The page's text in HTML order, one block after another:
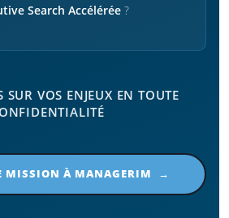
Search Accélérée ?
SUR VOS ENJEUX EN TOUTE
MISSION À MANAGERIM →